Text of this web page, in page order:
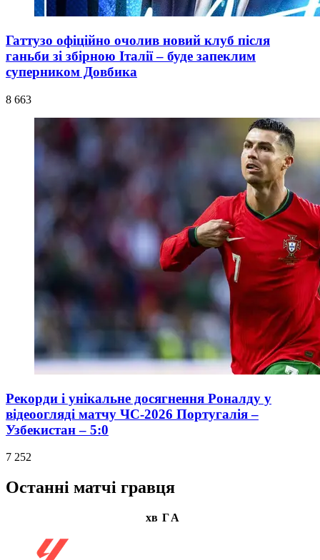
Гаттузо офіційно очолив новий клуб після
ганьби зі збірною Італії – буде запеклим
суперником Довбика
8 663
Рекорди і унікальне досягнення Роналду у
відеоогляді матчу ЧС-2026 Португалія –
Узбекистан – 5:0
7 252
Останні матчі гравця
хв ГА